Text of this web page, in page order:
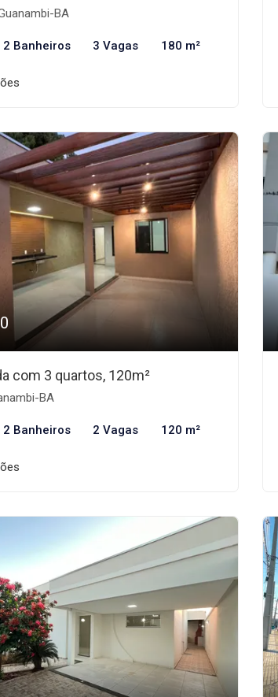
BA
2 Banheiros 3 Vagas 180 m²
com 3 quartos, 120m²
BA
2 Banheiros 2 Vagas 120 m²